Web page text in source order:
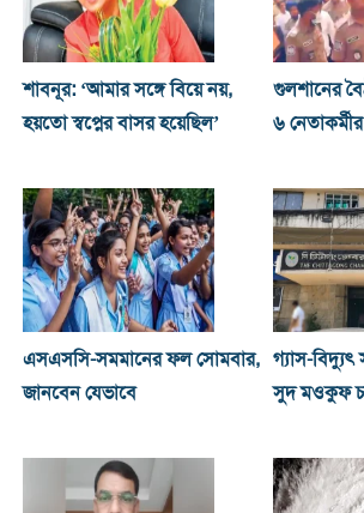
শাবনূর: ‘আমার সঙ্গে বিয়ে নয়,
হয়তো স্বপ্নের বাসর হয়েছিল’
গুলশানের
৬
এসএসসি-সমমানের ফল সোমবার,
জানবেন যেভাবে
গ্যাস-
সুদ মওকুফ চায়